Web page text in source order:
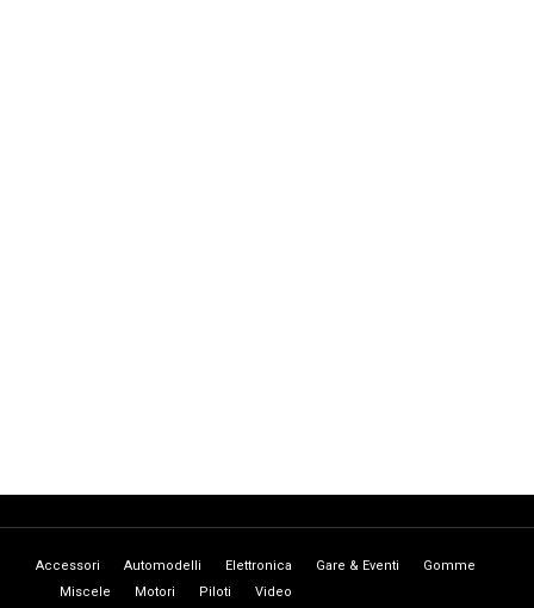
Accessori Automodelli Elettronica Gare & Eventi
Gomme
Miscele
Motori Piloti
Video